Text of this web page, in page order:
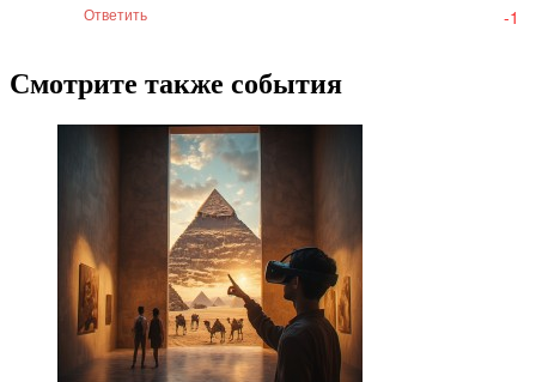
Ответить -1
Смотрите также события